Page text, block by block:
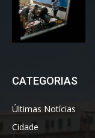
CATEGORIAS
Últimas Notícias
Cidade